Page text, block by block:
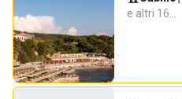
e altri 16…